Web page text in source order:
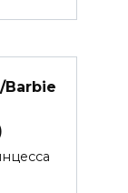
Barbie